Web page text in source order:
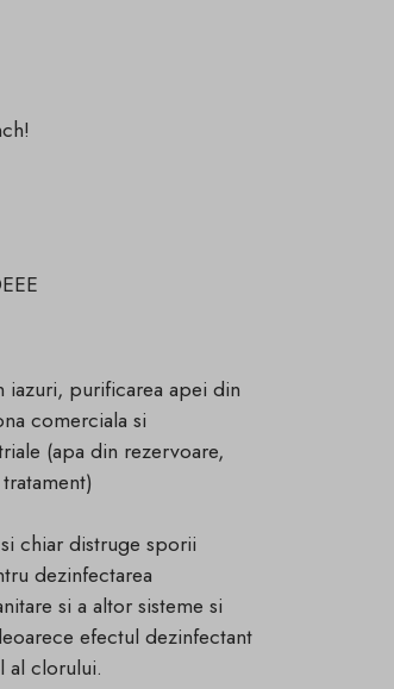
purificarea apei din
comerciala si
(apa din rezervoare,
chiar distruge sporii
dezinfectarea
si a altor sisteme si
efectul dezinfectant
al clorului.